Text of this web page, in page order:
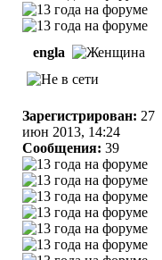
engla
Зарегистрирован: 27
июн 2013, 14:24
Сообщения: 39